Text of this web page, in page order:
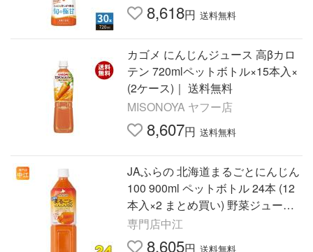
テン ビタミン
8,618円 送料無料
カゴメ にんじんジュース 高βカロ
テン 720mlペットボトル×15本入×
(2ケース)｜ 送料無料
MISONOYA ヤフー店
8,607円 送料無料
JAふらの 北海道まるごとにんじん
100 900ml ペットボトル 24本 (12
本入×2 まとめ買い) 野菜ジュース
人参
専門店中江
8,605円 送料無料